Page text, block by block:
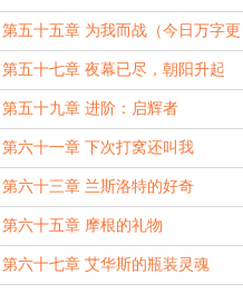
第五十五章 为我而战（今日万字更
新）
第五十七章 夜幕已尽，朝阳升起
第五十九章 进阶：启辉者
第六十一章 下次打窝还叫我
第六十三章 兰斯洛特的好奇
第六十五章 摩根的礼物
第六十七章 艾华斯的瓶装灵魂